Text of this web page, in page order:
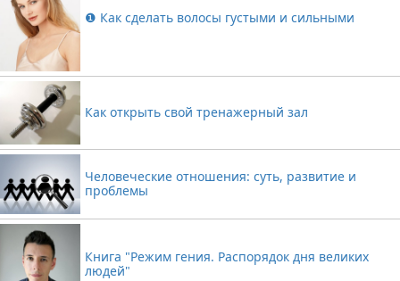
❶ Как сделать волосы густыми и сильными
Как открыть свой тренажерный зал
Человеческие отношения: суть, развитие и
проблемы
Книга "Режим гения. Распорядок дня великих
людей"